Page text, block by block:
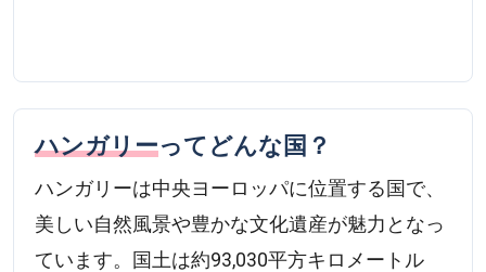
ハンガリーってどんな国？
ハンガリーは中央ヨーロッパに位置する国で、
美しい自然風景や豊かな文化遺産が魅力となっ
ています。国土は約93,030平方キロメートル